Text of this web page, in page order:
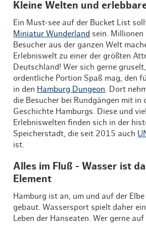
Kleine Welten und
Ein Must-see auf der Bucket List
Miniatur Wunderland sein.
Besucher aus der ganzen Welt
Erlebniswelt zu einer der größten
Deutschland! Wer sich gerne
ordentliche Portion Spaß mag, den
in den Hamburg Dungeon . Dort
die Besucher bei Rundgängen mit in
Geschichte Hamburgs. Diese und
Erlebniswelten finden sich in der
Speicherstadt, die seit 2015 auch
ist.
Alles im Fluß - Wasser ist
Element
Hamburg ist an, um und auf der
gebaut. Wassersport spielt daher
Leben der Hanseaten. Wer gerne